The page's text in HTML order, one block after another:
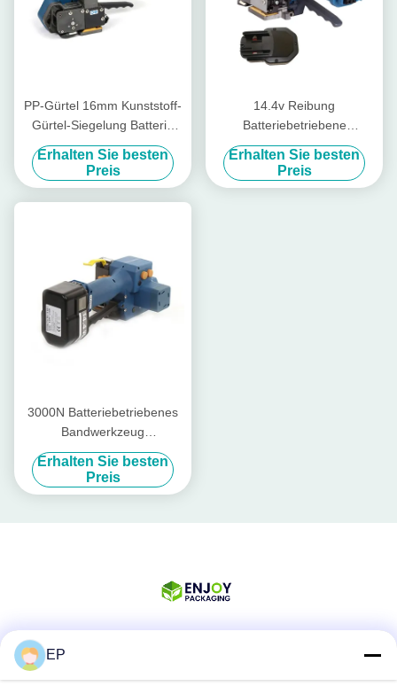
PP-Gürtel 16mm Kunststoff-
Gürtel-Siegelung Batterie
Spannungsanlage
Wiederaufladbare Pp-Gürtel
Verpackungsmaschine
Erhalten Sie besten
Preis
14.4v Reibung
Batteriebetriebene
Kunststoff-Gurtwerkzeug
Schweißkraft
Handgurtwerkzeug
Erhalten Sie besten
Preis
3000N Batteriebetriebenes
Bandwerkzeug
Wiederaufladbares Pp-
Bandwerkzeug PET-Band 13
mm - 19 mm
Erhalten Sie besten
Preis
EP